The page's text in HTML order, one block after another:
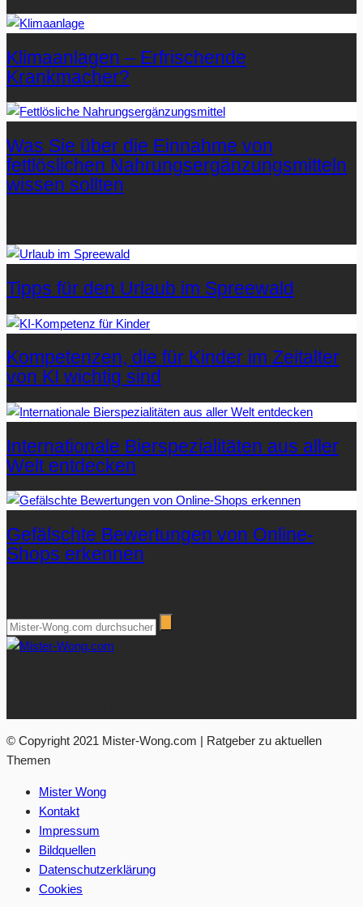
Klimaanlagen – Erfrischende
Krankmacher?
Was Sie über die Einnahme von
fettlöslichen Nahrungsergänzungsmitteln
wissen sollten
Tipps für den Urlaub im Spreewald
Kompetenzen, die für Kinder im Zeitalter
von KI wichtig sind
Internationale Bierspezialitäten aus aller
Welt entdecken
Gefälschte Bewertungen von Online-
Shops erkennen
© Copyright 2021 Mister-Wong.com | Ratgeber zu aktuellen
Themen
Mister Wong
Kontakt
Impressum
Bildquellen
Datenschutzerklärung
Cookies